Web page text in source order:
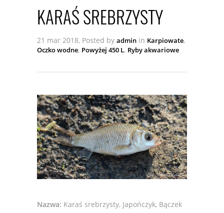
KARAŚ SREBRZYSTY
21 mar 2018, Posted by admin in Karpiowate,
Oczko wodne, Powyżej 450 L, Ryby akwariowe
Nazwa: Karaś srebrzysty, Japończyk, Bączek